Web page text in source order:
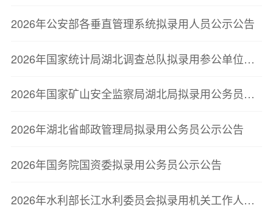
2026年公安部各垂直管理系统拟录用人员公示公告
2026年国家统计局湖北调查总队拟录用参公单位工作人员公示公告
2026年国家矿山安全监察局湖北局拟录用公务员公示公告
2026年湖北省邮政管理局拟录用公务员公示公告
2026年国务院国资委拟录用公务员公示公告
2026年水利部长江水利委员会拟录用机关工作人员公示公告